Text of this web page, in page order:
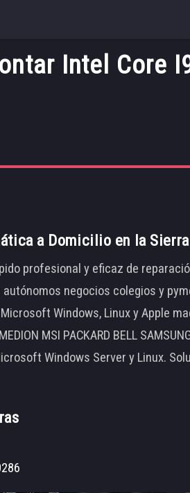
Intel Core
a Domicilio en la
profesional y eficaz de
negocios colegios y
Windows, Linux y Apple
MEDION MSI PACKARD BELL
Windows Server y Linux.